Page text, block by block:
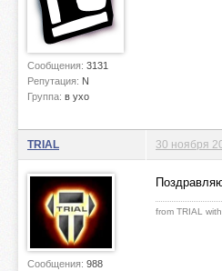
Сообщения: 3131
Репутация: N
Группа: в ухо
TRIAL
Сообщения: 988
30 ноября
from TRIAL